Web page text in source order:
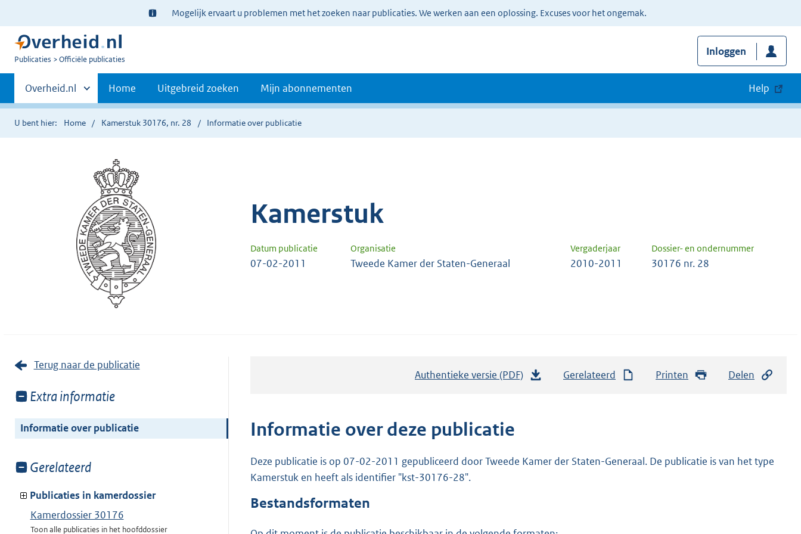
Ter
informatie:
Mogelijk ervaart u problemen met het zoeken naar publicaties. We werken aan een oplossing. Excuses voor het ongemak.
U
Publicaties Officiële publicaties
Inloggen
Primaire
navigatie
Andere
sites
binnen
Overheid.nl Home Uitgebreid zoeken Mijn abonnementen Help
U bent hier: Home Kamerstuk 30176, nr. 28 Informatie over publicatie
Kamerstuk
Datum publicatie Organisatie Vergaderjaar Dossier- en ondernummer
07-02-2011 Tweede Kamer der Staten-Generaal 2010-2011 30176 nr. 28
Terug naar de publicatie
Toon
van:
Extra informatie
Informatie over publicatie
Toon
van:
Gerelateerd
Publicaties in kamerdossier
Kamerdossier 30176
Toon alle publicaties in het hoofddossier
Authentieke versie (PDF)
n
Gerelateerd Printen Delen
Informatie over deze publicatie
Deze publicatie is op 07-02-2011 gepubliceerd door Tweede Kamer der Staten-Generaal. De publicatie is van het type
Kamerstuk en heeft als identifier "kst-30176-28".
Bestandsformaten